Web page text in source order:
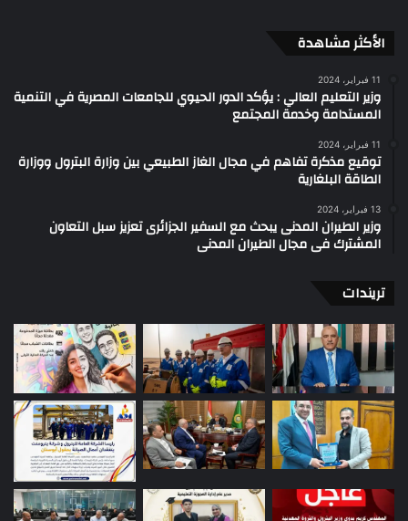
الأكثر مشاهدة
11 فبراير، 2024
وزير التعليم العالي : يؤكد الدور الحيوي للجامعات المصرية في التنمية
المستدامة وخدمة المجتمع
11 فبراير، 2024
توقيع مذكرة تفاهم في مجال الغاز الطبيعي بين وزارة البترول ووزارة
الطاقة البلغارية
13 فبراير، 2024
وزير الطيران المدنى يبحث مع السفير الجزائرى تعزيز سبل التعاون
المشترك فى مجال الطيران المدنى
تريندات